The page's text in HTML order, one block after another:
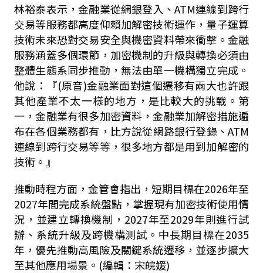
林裕泰表示，金融業從網銀登入、ATM連線到跨行
交易等服務都高度仰賴加解密技術運作，量子運算
技術未來恐對交易安全與機密資料帶來衝擊。金融
服務涵蓋多個環節，加密機制的升級與轉換必須由
整體生態系同步推動，無法由單一機構獨立完成。
他說：『(原音)金融業面對這個遷移有兩大也許跟
其他產業不太一樣的地方，是比較大的挑戰。第
一，金融業有很多加密資料，金融業加解密措施遍
布在各個業務都有，比方說從網路銀行登錄、ATM
連線到跨行交易等等，很多地方都是用到加解密的
技術。』
推動時程方面，金管會指出，短期目標在2026年至
2027年間完成系統盤點，掌握現有加密技術使用情
況，並建立轉換機制，2027年至2029年則進行試
辦、系統升級及跨機構測試。中長期目標在2035
年，優先推動高風險及關鍵系統遷移，並逐步擴大
至其他應用場景。(編輯：宋皖媛)